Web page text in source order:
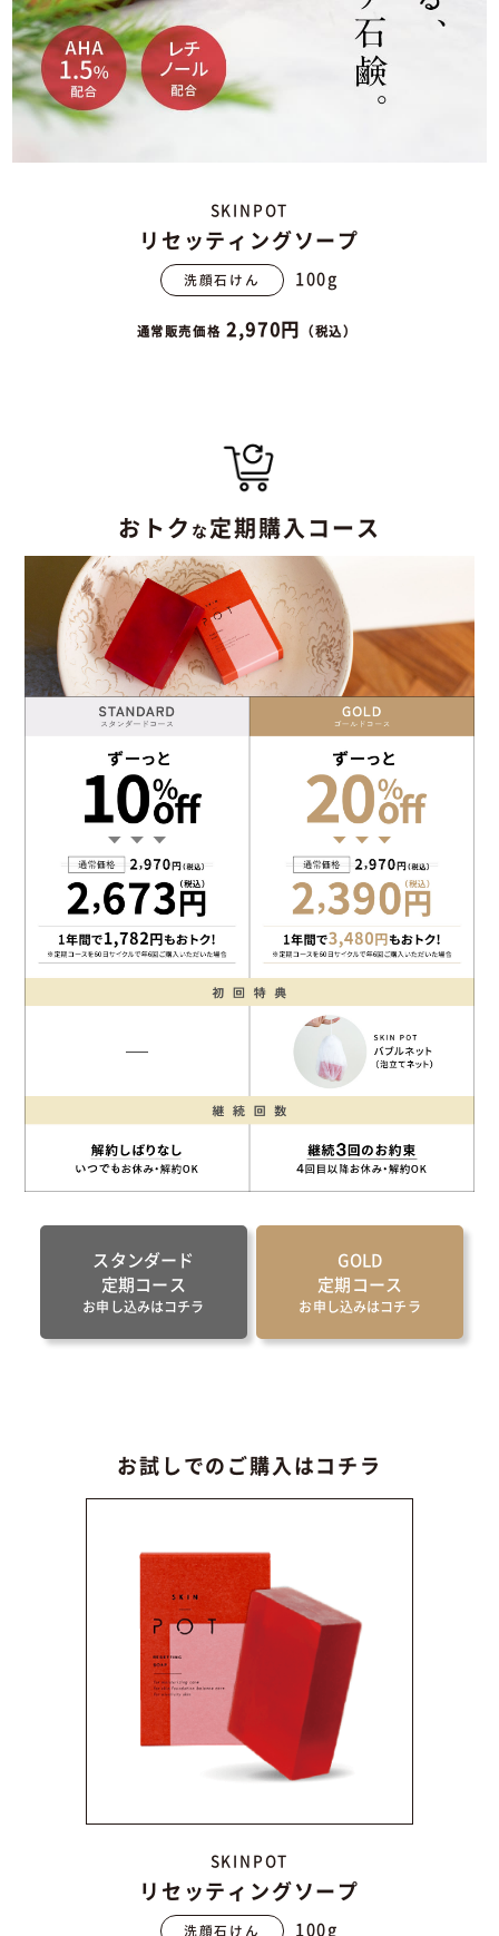
SKINPOT
リセッティングソープ
洗顔石けん 100g
通常販売価格 2,970円 （税込）
おトク な 定期購入コース
スタンダード
定期コース
お申し込みはコチラ
GOLD
定期コース
お申し込みはコチラ
お試しでのご購入はコチラ
SKINPOT
リセッティングソープ
洗顔石けん 100g